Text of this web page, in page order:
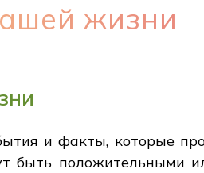
жизни
и факты, которые
быть положительными